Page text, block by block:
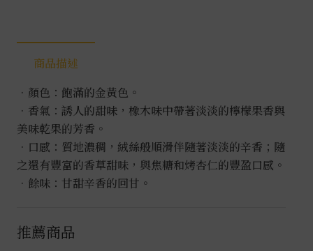
數
商品描述
•顏色：飽滿的金黃色。
•香氣：誘人的甜味，橡木味中帶著淡淡的檸檬果香與
美味乾果的芳香。
•口感：質地濃稠，絨絲般順滑伴隨著淡淡的辛香；隨
之還有豐富的香草甜味，與焦糖和烤杏仁的豐盈口感。
•餘味：甘甜辛香的回甘。
推薦商品